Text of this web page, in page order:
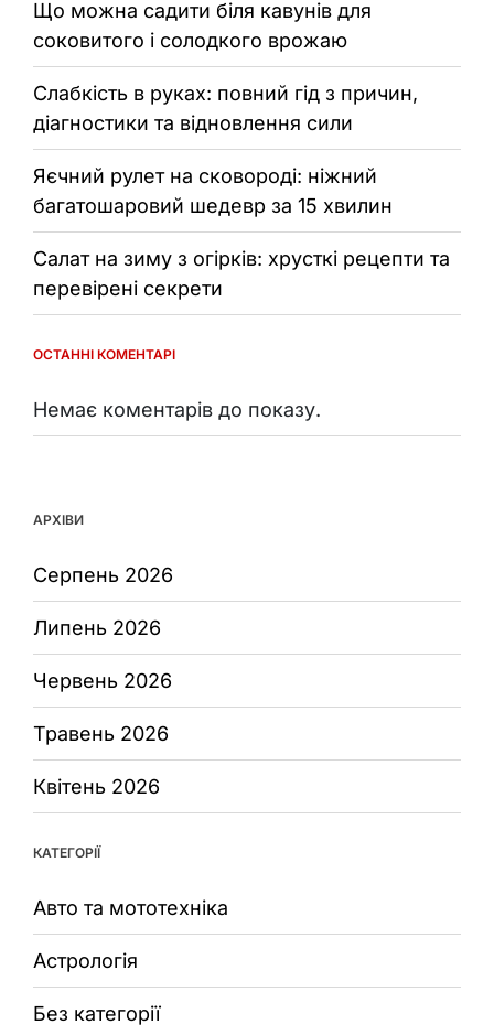
Що можна садити біля кавунів для
соковитого і солодкого врожаю
Слабкість в руках: повний гід з причин,
діагностики та відновлення сили
Яєчний рулет на сковороді: ніжний
багатошаровий шедевр за 15 хвилин
Салат на зиму з огірків: хрусткі рецепти та
перевірені секрети
ОСТАННІ КОМЕНТАРІ
Немає коментарів до показу.
АРХІВИ
Серпень 2026
Липень 2026
Червень 2026
Травень 2026
Квітень 2026
КАТЕГОРІЇ
Авто та мототехніка
Астрологія
Без категорії